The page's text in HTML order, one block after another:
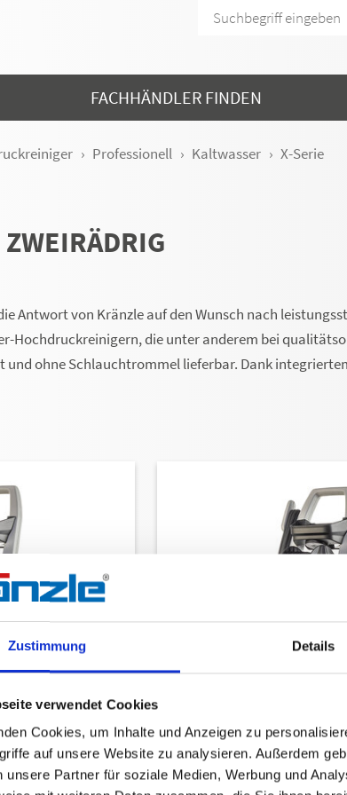
Zustimmung Details
verwendet Cookies
Cookies, um Inhalte und Anzeigen zu
auf unsere Website zu analysieren. Außerdem
unsere Partner für soziale Medien, Werbung und
FACHHÄNDLER FINDEN
Professionell Kaltwasser X-Serie
Antwort von Kränzle auf den Wunsch nach
Hochdruckreinigern, die unter anderem bei
und ohne Schlauchtrommel lieferbar. Dank
X 10/140